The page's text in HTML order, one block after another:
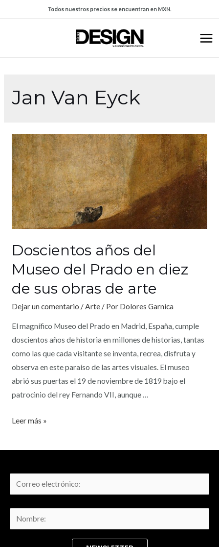
Todos nuestros precios se encuentran en MXN.
Jan Van Eyck
Doscientos años del
Museo del Prado en diez
de sus obras de arte
Dejar un comentario /Arte/ Por Dolores Garnica
El magnífico Museo del Prado en Madrid, España, cumple
doscientos años de historia en millones de historias, tantas
como las que cada visitante se inventa, recrea, disfruta y
observa en este paraíso de las artes visuales. El museo
abrió sus puertas el 19 de noviembre de 1819 bajo el
patrocinio del rey Fernando VII, aunque …
Leer más »